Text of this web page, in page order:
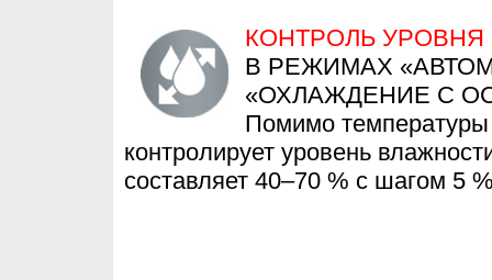
КОНТРОЛЬ
В РЕЖИМАХ
«ОХЛАЖДЕНИЕ С
Помимо
контролирует уровень
составляет 40–70 % с шагом 5